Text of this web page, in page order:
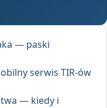
— paski
serwis TIR-ów
— kiedy i